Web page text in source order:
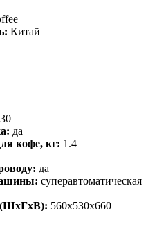
Китай
да
кофе, кг: 1.4
да
суперавтоматическая
(ШхГхВ): 560x530х660